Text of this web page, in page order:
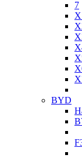
7
BYD